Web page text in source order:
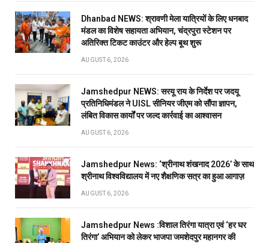
Dhanbad NEWS: श्रावणी मेला यात्रियों के लिए धनबाद
मंडल का विशेष सहायता अभियान, चंद्रपुरा स्टेशन पर
अतिरिक्त टिकट काउंटर और हेल्प बूथ शुरू
AUGUST 6, 2026
Jamshedpur NEWS: सरयू राय के निर्देश पर जदयू
प्रतिनिधिमंडल ने UISL सीनियर जीएम को सौंपा ज्ञापन,
लंबित विकास कार्यों पर जल्द कार्रवाई का आश्वासन
AUGUST 6, 2026
Jamshedpur News: ‘श्रीनाथ शंखनाद 2026’ के साथ
श्रीनाथ विश्वविद्यालय में नए शैक्षणिक सत्र का हुआ आगाज़
AUGUST 6, 2026
Jamshedpur News :विशाल तिरंगा यात्रा एवं ‘हर घर
तिरंगा’ अभियान को लेकर भाजपा जमशेदपुर महानगर की